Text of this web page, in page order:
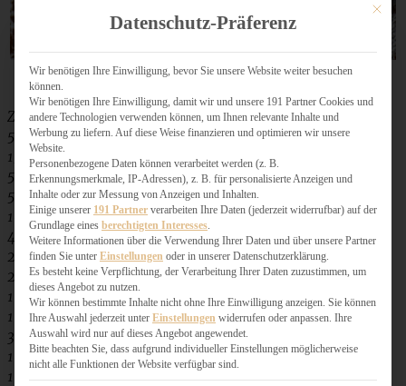
Zutaten für 6 – 8 Gläser:
50 g Butter
150 g Schokoladen-Kekse (ich habe Oreos genommen)
50 g dunkle Schokolade
50 g Vollmilchschokolade
100 g Sahne
400 g Doppelrahmfrischkäse
2 EL Schmand
2 EL Zucker
1 EL Speisestärke
1 Eigelb
3 Äpfel
100 ml Apfelsaft
1 Tl Zimt
Mit
Datenschutz-Präferenz
Wir benötigen Ihre Einwilligung, bevor Sie unsere Website weiter besuchen
können.
Wir benötigen Ihre Einwilligung, damit wir und unsere 191 Partner Cookies und
andere Technologien verwenden können, um Ihnen relevante Inhalte und
Werbung zu liefern. Auf diese Weise finanzieren und optimieren wir unsere
Website.
Personenbezogene Daten können verarbeitet werden (z. B.
Erkennungsmerkmale, IP-Adressen), z. B. für personalisierte Anzeigen und
Inhalte oder zur Messung von Anzeigen und Inhalten.
Einige unserer 191 Partner verarbeiten Ihre Daten (jederzeit widerrufbar) auf der
Grundlage eines berechtigten Interesses.
Weitere Informationen über die Verwendung Ihrer Daten und über unsere Partner
finden Sie unter Einstellungen oder in unserer Datenschutzerklärung.
Es besteht keine Verpflichtung, der Verarbeitung Ihrer Daten zuzustimmen, um
dieses Angebot zu nutzen.
Wir können bestimmte Inhalte nicht ohne Ihre Einwilligung anzeigen. Sie können
Ihre Auswahl jederzeit unter Einstellungen widerrufen oder anpassen. Ihre
Auswahl wird nur auf dieses Angebot angewendet.
Bitte beachten Sie, dass aufgrund individueller Einstellungen möglicherweise
nicht alle Funktionen der Website verfügbar sind.